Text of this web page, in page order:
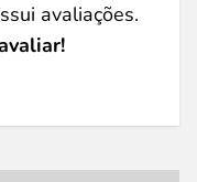
avaliações.